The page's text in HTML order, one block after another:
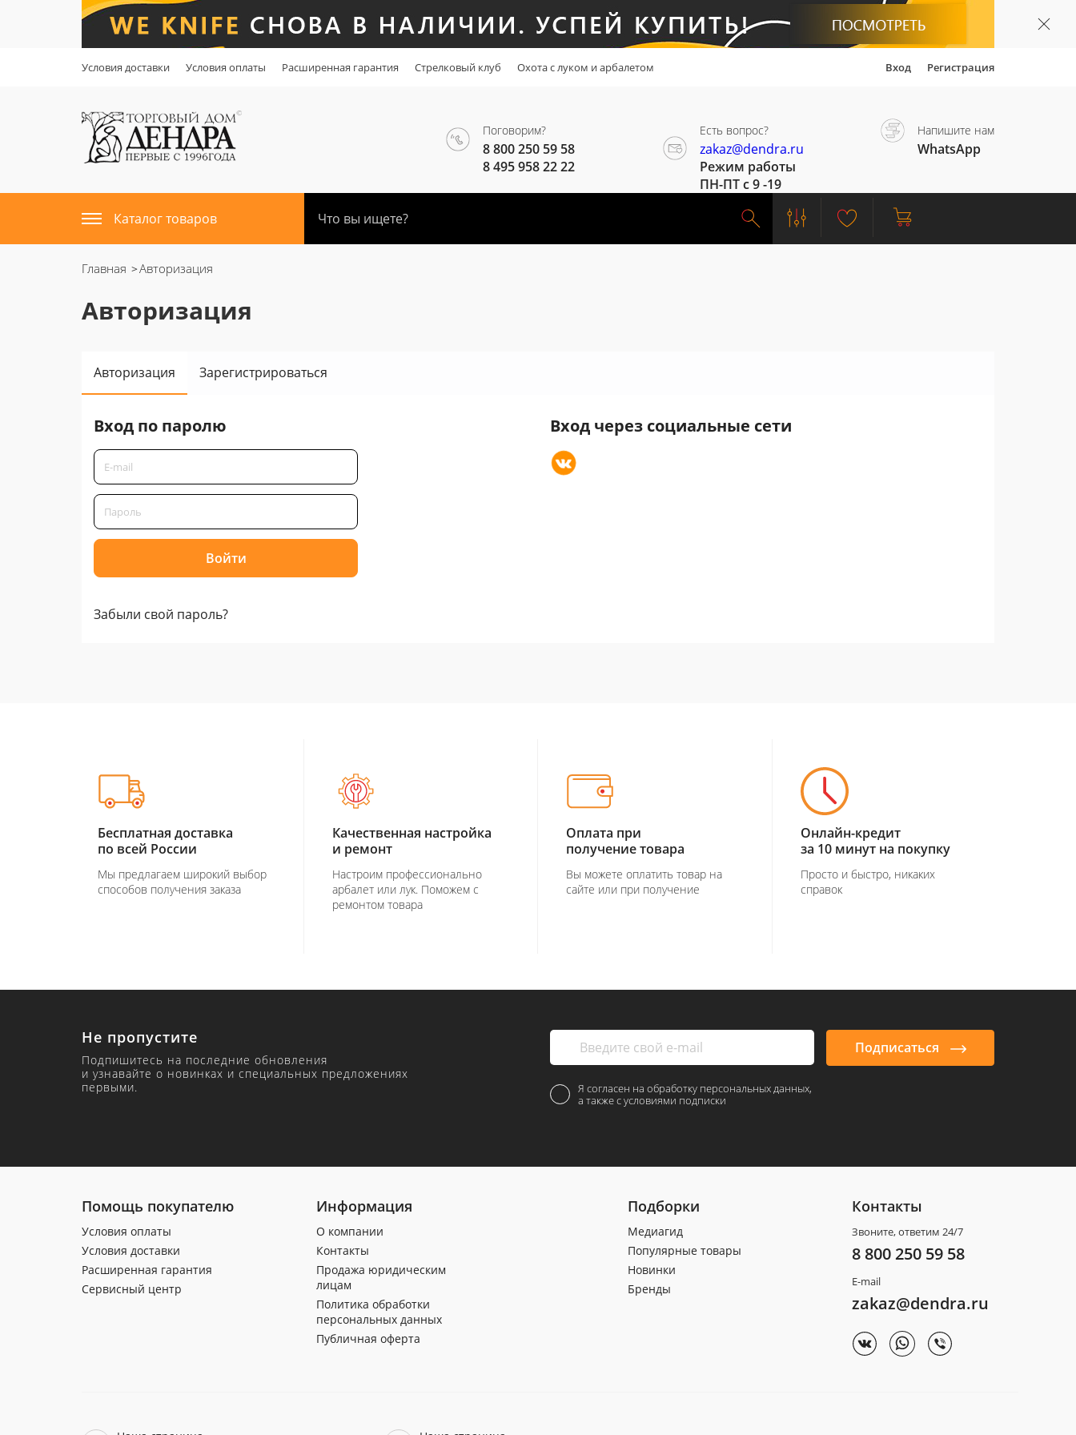
Условия доставки Условия оплаты Расширенная гарантия Стрелковый клуб Охота с луком и арбалетом Вход Регистрация
Поговорим?
8 800 250 59 58
8 495 958 22 22
Есть вопрос?
zakaz@dendra.ru
Режим работы
ПН-ПТ с 9 -19
Напишите нам
WhatsApp
Каталог товаров
Главная Авторизация
Авторизация
Авторизация Зарегистрироваться
Вход по паролю
Забыли свой пароль?
Вход через социальные сети
Бесплатная доставка
по всей России
Мы предлагаем широкий выбор
способов получения заказа
Качественная настройка
и ремонт
Настроим профессионально
арбалет или лук. Поможем с
ремонтом товара
Оплата при
получение товара
Вы можете оплатить товар на
сайте или при получение
Онлайн-кредит
за 10 минут на покупку
Просто и быстро, никаких
справок
Не пропустите
Подпишитесь на последние обновления
и узнавайте о новинках и специальных предложениях
первыми.
Подписаться
Я согласен на обработку персональных данных,
а также с условиями подписки
Помощь покупателю
Условия оплаты
Условия доставки
Расширенная гарантия
Сервисный центр
Информация
О компании
Контакты
Продажа юридическим
лицам
Политика обработки
персональных данных
Публичная оферта
Подборки
Медиагид
Популярные товары
Новинки
Бренды
Контакты
Звоните, ответим 24/7
8 800 250 59 58
E-mail
zakaz@dendra.ru